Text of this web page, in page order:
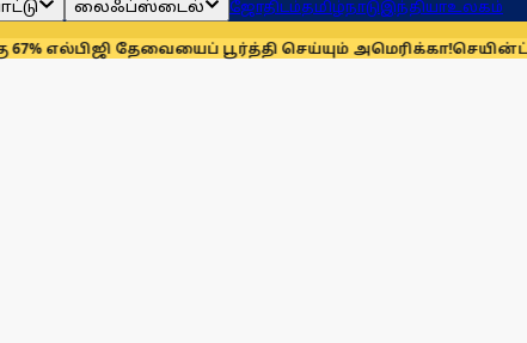
லைஃப்ஸ்டைல் ஜோதிடம்தமிழ்நாடுஇந்தியாஉலகம்
தேவையைப் பூர்த்தி செய்யும் அமெரிக்கா!செயின்ட் லூயிஸ்